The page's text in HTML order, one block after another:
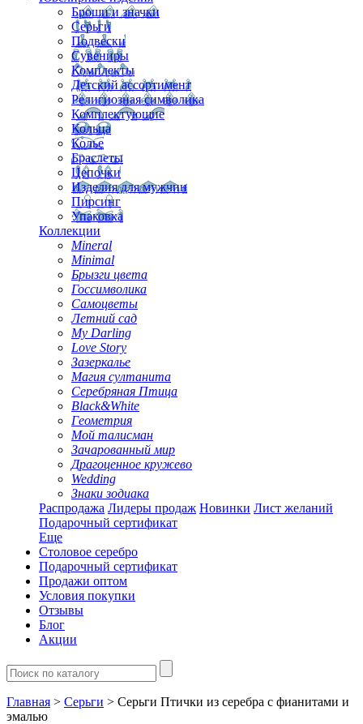
Броши и значки
Серьги
Подвески
Сувениры
Комплекты
Детский ассортимент
Религиозная символика
Комплектующие
Кольца
Колье
Браслеты
Цепочки
Изделия для мужчин
Пирсинг
Упаковка
Коллекции
Mineral
Minimal
Брызги цвета
Госсимволика
Самоцветы
Летний сад
My Darling
Love Story
Зазеркалье
Магия султанита
Серебряная Птица
Black&White
Геометрия
Мой талисман
Зачарованный мир
Драгоценное кружево
Wedding
Знаки зодиака
Распродажа Лидеры продаж Новинки Лист желаний
Подарочный сертификат
Еще
Столовое серебро
Подарочный сертификат
Продажи оптом
Условия покупки
Отзывы
Блог
Акции
Главная > Серьги > Серьги Птички из серебра с фианитами и
эмалью